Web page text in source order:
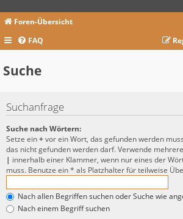
Foren-Übersicht
FAQ
Suche
Suchanfrage
Suche nach Wörtern:
Setze ein+vor ein Wort, das gefunden werden
das nicht gefunden werden darf. Verwende
| innerhalb einer Klammer, wenn nur eines der
muss. Benutze ein * als Platzhalter für teilweise
Nach allen Begriffen suchen oder Suche wie
Nach einem Begriff suchen